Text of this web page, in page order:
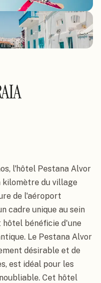
l'hôtel Pestana Alvor
kilomètre du village
de l'aéroport
cadre unique au sein
hôtel bénéficie d'une
Le Pestana Alvor
désirable et de
est idéal pour les
Cet hôtel